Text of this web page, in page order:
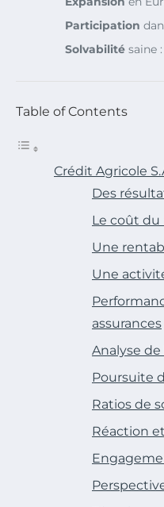
Participation
Solvabilité saine
Table of Contents
Crédit Agricole
Des
Le coût du
Une
Une
assurances
Analyse
Poursuite
Ratios de
Réaction